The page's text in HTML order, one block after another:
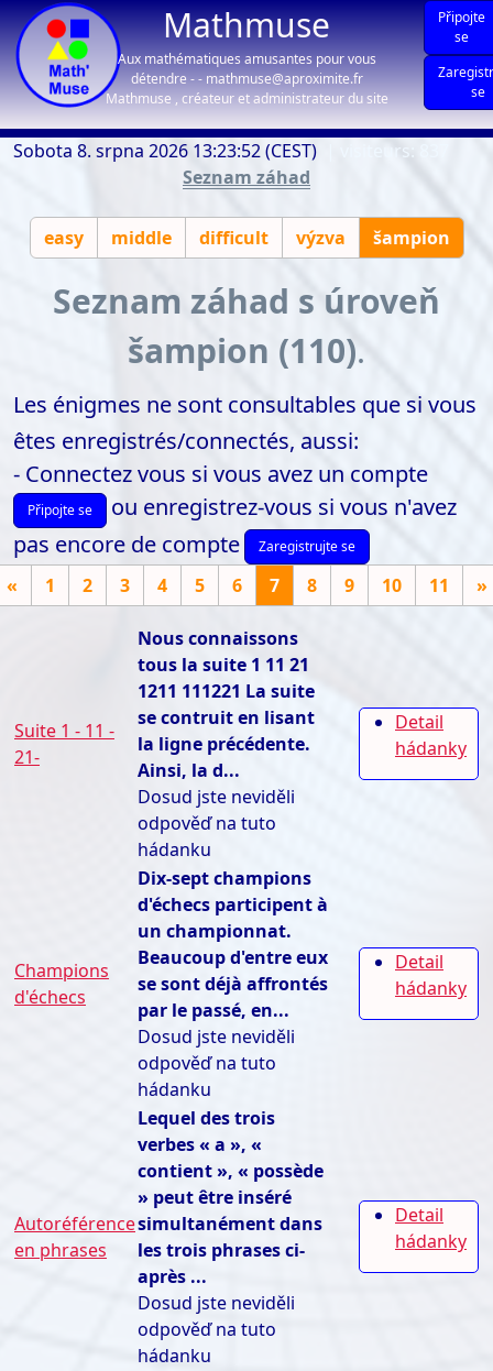
Mathmuse
Aux mathématiques amusantes pour vous
détendre - - mathmuse@aproximite.fr
Mathmuse , créateur et administrateur du site
Připojte
se
se
Sobota 8. srpna 2026 13:23:52 (CEST)
| visiteurs: 837
Seznam záhad
easy middle difficult výzva šampion
Seznam záhad s úroveň
šampion (110).
Les énigmes ne sont consultables que si vous
êtes enregistrés/connectés, aussi:
- Connectez vous si vous avez un compte
Připojte se
ou enregistrez-vous si vous n'avez
pas encore de compte
Zaregistrujte se
« 1 2 3 4 5 6 7 8 9 10 11 »
Suite 1 - 11 -
21-
Nous connaissons
tous la suite 1 11 21
1211 111221 La suite
se contruit en lisant
la ligne précédente.
Ainsi, la d...
Dosud jste neviděli
odpověď na tuto
hádanku
Detail
hádanky
Champions
d'échecs
Dix-sept champions
d'échecs participent à
un championnat.
Beaucoup d'entre eux
se sont déjà affrontés
par le passé, en...
Dosud jste neviděli
odpověď na tuto
hádanku
Detail
hádanky
Autoréférence
en phrases
Lequel des trois
verbes « a », «
contient », « possède
» peut être inséré
simultanément dans
les trois phrases ci-
après ...
Dosud jste neviděli
odpověď na tuto
hádanku
Detail
hádanky